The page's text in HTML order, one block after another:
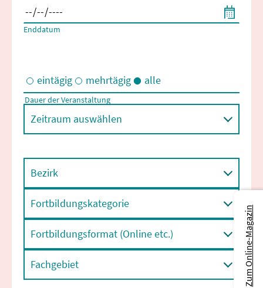
Enddatum
Eintägige und/oder mehrtägige Veranstaltungen
eintägig mehrtägig alle
Dauer der Veranstaltung
Zeitraum auswählen
Bezirk
Fortbildungskategorie
Fortbildungsformat (Online etc.)
Fachgebiet Zum Online-Magazin